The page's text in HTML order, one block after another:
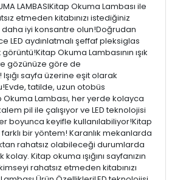
LAMBASIKitap Okuma Lambası ile
etmeden kitabınızı istediğiniz
iyi konsantre olun!Doğrudan
LED aydınlatmalı şeffaf pleksiglas
Okuma Lambasının ışık
gözünüze göre de
sayfa üzerine eşit olarak
tatilde, uzun otobüs
Okuma Lambası, her yerde kolayca
pil ile çalışıyor ve LED teknolojisi
boyunca keyifle kullanılabiliyor!Kitap
bir yöntem! Karanlık mekanlarda
rahatsız olabileceği durumlarda
Kitap okuma ışığını sayfanızın
rahatsız etmeden kitabınızı